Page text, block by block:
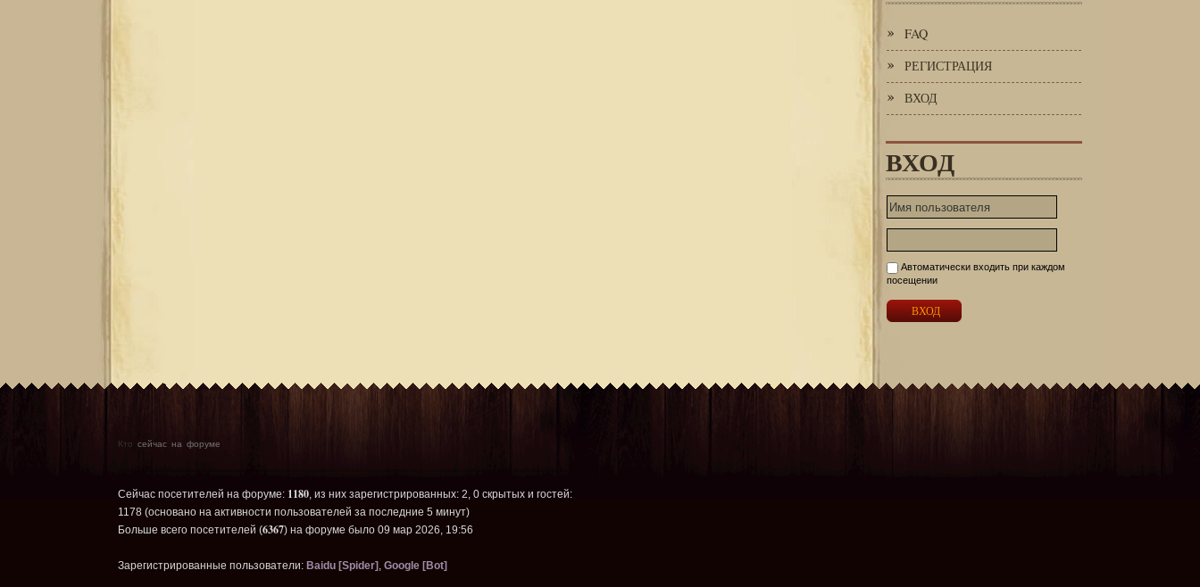
FAQ
РЕГИСТРАЦИЯ
ВХОД
ВХОД
Автоматически входить при каждом
посещении
Кто сейчас на форуме
Сейчас посетителей на форуме: 1180, из них зарегистрированных: 2, 0 скрытых и гостей:
1178 (основано на активности пользователей за последние 5 минут)
Больше всего посетителей (6367) на форуме было 09 мар 2026, 19:56
Зарегистрированные пользователи: Baidu [Spider] , Google [Bot]